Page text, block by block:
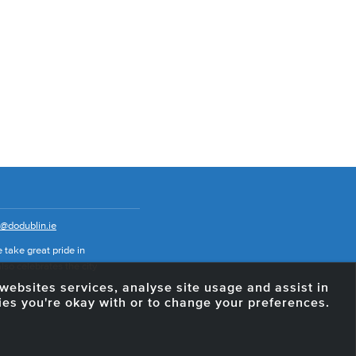
take great pride in
services, analyse site usage and assist in
you're okay with or to change your preferences.